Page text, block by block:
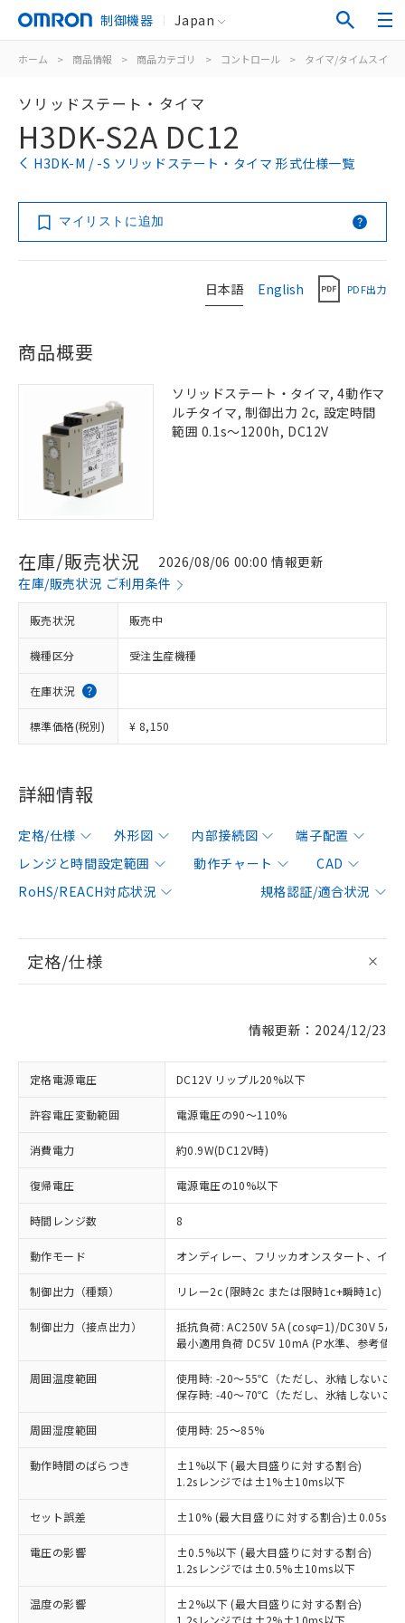
制御機器 Japan
ホーム > 商品情報 > 商品カテゴリ > コントロール > タイマ/タイムスイッ
ソリッドステート・タイマ
H3DK-S2A DC12
H3DK-M / -S ソリッドステート・タイマ 形式仕様一覧
マイリストに追加
日本語 English PDF出力
商品概要
ソリッドステート・タイマ, 4動作マ
ルチタイマ, 制御出力 2c, 設定時間
範囲 0.1s～1200h, DC12V
在庫/販売状況
2026/08/06 00:00 情報更新
在庫/販売状況 ご利用条件
販売状況 販売中
機種区分 受注生産機種
在庫状況
標準価格(税別) ¥ 8,150
詳細情報
定格/仕様 外形図 内部接続図
端子配置
レンジと時間設定範囲
動作チャート
CAD
RoHS/REACH対応状況
規格認証/適合状況
定格/仕様
情報更新：2024/12/23
定格電源電圧 DC12V リップル20%以下
許容電圧変動範囲 電源電圧の90～110%
消費電力 約0.9W(DC12V時)
復帰電圧 電源電圧の10%以下
時間レンジ数 8
動作モード オンディレー、フリッカオンスタート、イ
制御出力（種類） リレー2c (限時2c または限時1c+瞬時1c)
制御出力（接点出力）
抵抗負荷: AC250V 5A (cosφ=1)/DC30V 5A/
最小適用負荷 DC5V 10mA (P水準、参考値)
周囲温度範囲
使用時: -20～55℃（ただし、氷結しないこ
保存時: -40～70℃（ただし、氷結しないこ
周囲湿度範囲 使用時: 25～85%
動作時間のばらつき
±1%以下 (最大目盛りに対する割合)
1.2sレンジでは±1%±10ms以下
セット誤差 ±10% (最大目盛りに対する割合)±0.05s以
電圧の影響
±0.5%以下 (最大目盛りに対する割合)
1.2sレンジでは±0.5%±10ms以下
温度の影響
±2%以下 (最大目盛りに対する割合)
1.2sレンジでは±2%±10ms以下
※1 対応状況
対応済み：EU RoHS指令（10物質）の
非含有に対応した製品が提供可能な商品で